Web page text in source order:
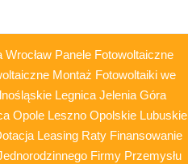
Panele Fotowoltaiczne
Montaż Fotowoltaiki we
Legnica Jelenia Góra
Opole Leszno Opolskie Lubuskie
Leasing Raty Finansowanie
Firmy Przemysłu